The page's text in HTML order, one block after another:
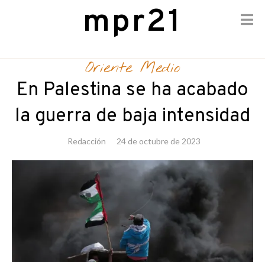
content
mpr21
Oriente Medio
En Palestina se ha acabado
la guerra de baja intensidad
Redacción 24 de octubre de 2023